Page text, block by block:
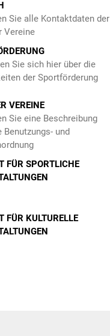
Sie alle Kontaktdaten der
Vereine
Sie sich hier über die
der Sportförderung
VEREINE
Sie eine Beschreibung
Benutzungs- und
FÜR SPORTLICHE
FÜR KULTURELLE